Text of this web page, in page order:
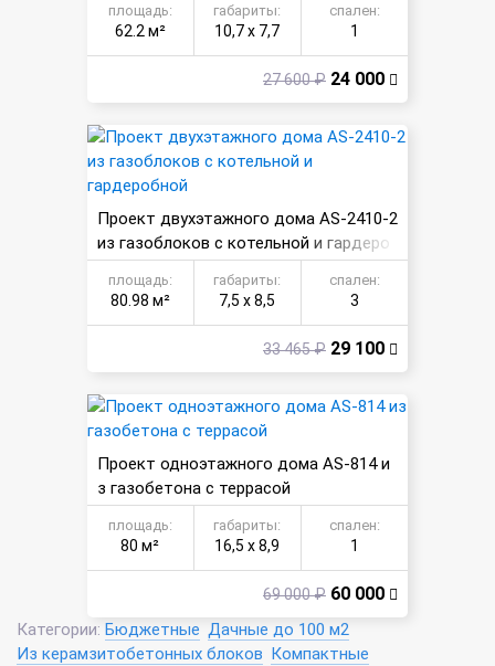
площадь:
62.2 м²
габариты:
10,7 х 7,7
спален:
1
27 600 ₽ 24 000
Проект двухэтажного дома AS-2410-2
из газоблоков с котельной и гардеро
площадь:
80.98 м²
габариты:
7,5 х 8,5
спален:
3
33 465 ₽ 29 100
Проект одноэтажного дома AS-814 и
з газобетона с террасой
площадь:
80 м²
габариты:
16,5 х 8,9
спален:
1
69 000 ₽ 60 000
Категории: Бюджетные Дачные до 100 м2
Из керамзитобетонных блоков
Компактные